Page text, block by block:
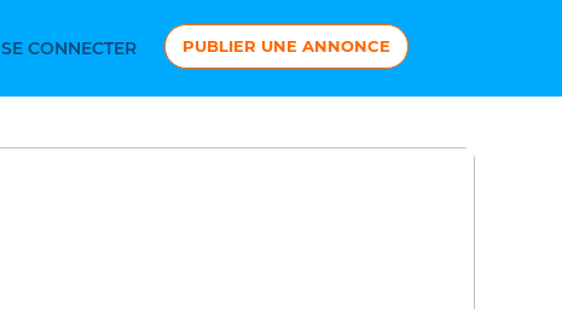
SE CONNECTER PUBLIER UNE ANNONCE